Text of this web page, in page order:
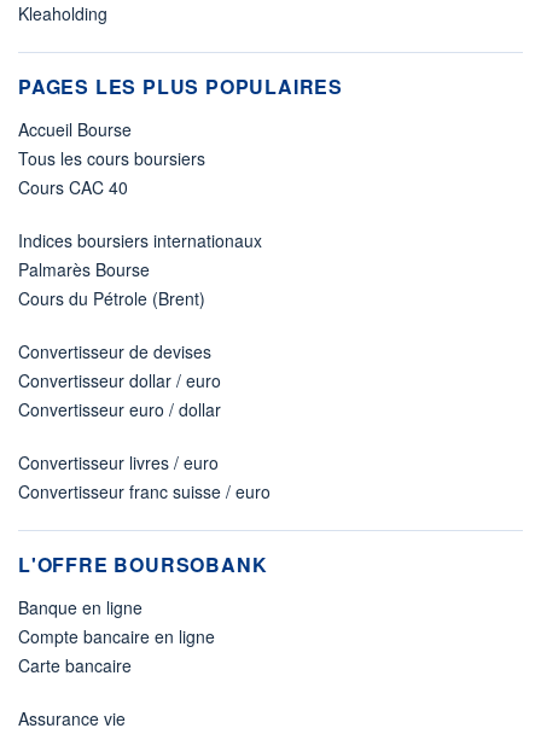
Kleaholding
PAGES LES PLUS POPULAIRES
Accueil Bourse
Tous les cours boursiers
Cours CAC 40
Indices boursiers internationaux
Palmarès Bourse
Cours du Pétrole (Brent)
Convertisseur de devises
Convertisseur dollar / euro
Convertisseur euro / dollar
Convertisseur livres / euro
Convertisseur franc suisse / euro
L'OFFRE BOURSOBANK
Banque en ligne
Compte bancaire en ligne
Carte bancaire
Assurance vie